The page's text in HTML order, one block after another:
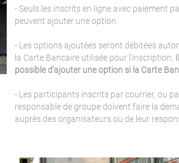
- Seuls les inscrits en ligne avec paiement
peuvent ajouter une option.
- Les options ajoutées seront débitées
la Carte Bancaire utilisée pour l'inscription.
possible d'ajouter une option si la Carte
- Les participants inscrits par courrier, ou
responsable de groupe doivent faire la
auprès des organisateurs ou de leur